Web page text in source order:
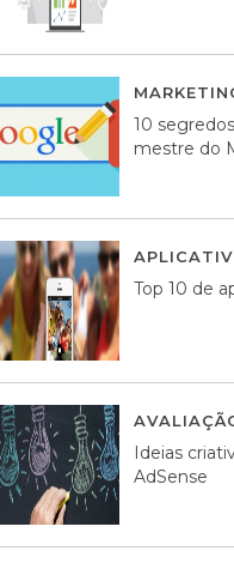
10
mestre do
Top 10 de
Ideias
AdSense